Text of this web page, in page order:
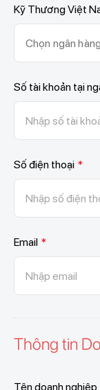
Kỹ Thương Việt
Chọn ngân hàng
Số tài khoản tại
Số điện thoại *
Email *
Thông tin
Tên doanh nghiệp